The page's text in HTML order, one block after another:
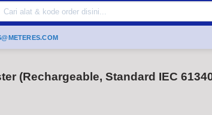
(Rechargeable, Standard IEC